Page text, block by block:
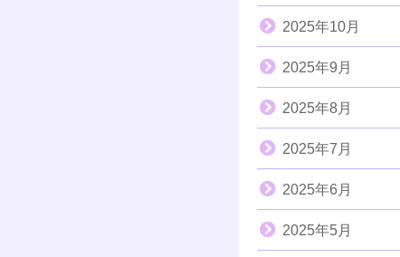
2025年10月
2025年9月
2025年8月
2025年7月
2025年6月
2025年5月